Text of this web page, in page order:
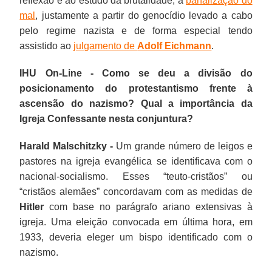
mal , justamente a partir do genocídio levado a cabo
pelo regime nazista e de forma especial tendo
assistido ao julgamento deAdolf Eichmann.
IHU On-Line - Como se deu a divisão do
posicionamento do protestantismo frente à
ascensão do nazismo? Qual a importância da
Igreja Confessante nesta conjuntura?
Harald Malschitzky - Um grande número de leigos e
pastores na igreja evangélica se identificava com o
nacional-socialismo. Esses “teuto-cristãos” ou
“cristãos alemães” concordavam com as medidas de
Hitler com base no parágrafo ariano extensivas à
igreja. Uma eleição convocada em última hora, em
1933, deveria eleger um bispo identificado com o
nazismo.